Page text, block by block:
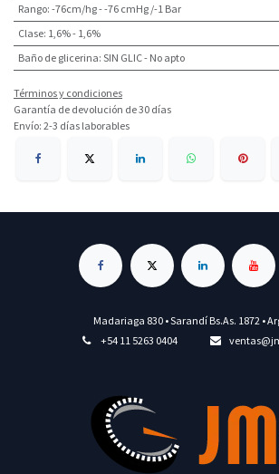
Rango: -76cm/hg - -76 cmHg /-1 Bar
Clase: 1,6% - 1,6%
Baño de glicerina: SIN GLIC - No apto
Términos y condiciones
Garantía de devolución de 30 días
Envío: 2-3 días laborables
Madariaga 830 • Sarandí Bs.As. 1872 •
+54 11 5263 0404